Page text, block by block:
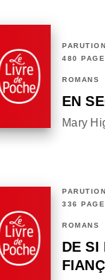
480
ROMANS
EN
Mary
336
ROMANS
DE SI